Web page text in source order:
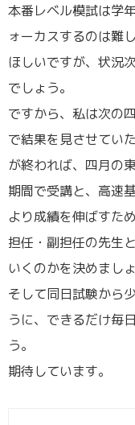
本番レベル模試は学
ォーカスするのは難
ほしいですが、状況
でしょう。
ですから、私は次の
で結果を見させてい
が終われば、四月の
期間で受講と、高速
より成績を伸ばすた
担任・副担任の先生
いくのかを決めましょ
そして同日試験から
うに、できるだけ毎
う。
期待しています。